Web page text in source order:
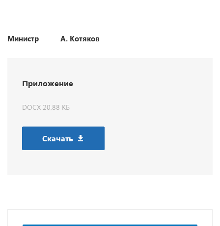
Министр А. Котяков
Приложение
DOCX 20,88 КБ
Скачать